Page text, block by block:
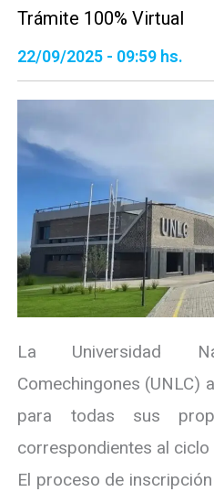
Trámite 100% Virtual
22/09/2025 - 09:59 hs.
La Universidad
Comechingones (UNLC)
para todas sus
correspondientes al
El proceso de